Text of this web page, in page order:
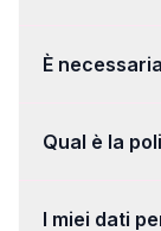
È
Qual è la
I miei dati